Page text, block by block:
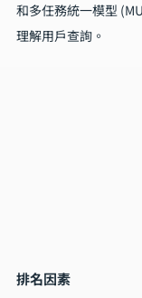
和多任務統一模型
理解用戶查詢。
排名因素